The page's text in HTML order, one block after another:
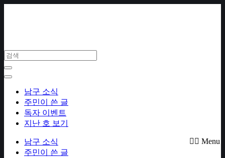
남구 소식
주민이 쓴 글
독자 이벤트
지난 호 보기
Menu
남구 소식
주민이 쓴 글